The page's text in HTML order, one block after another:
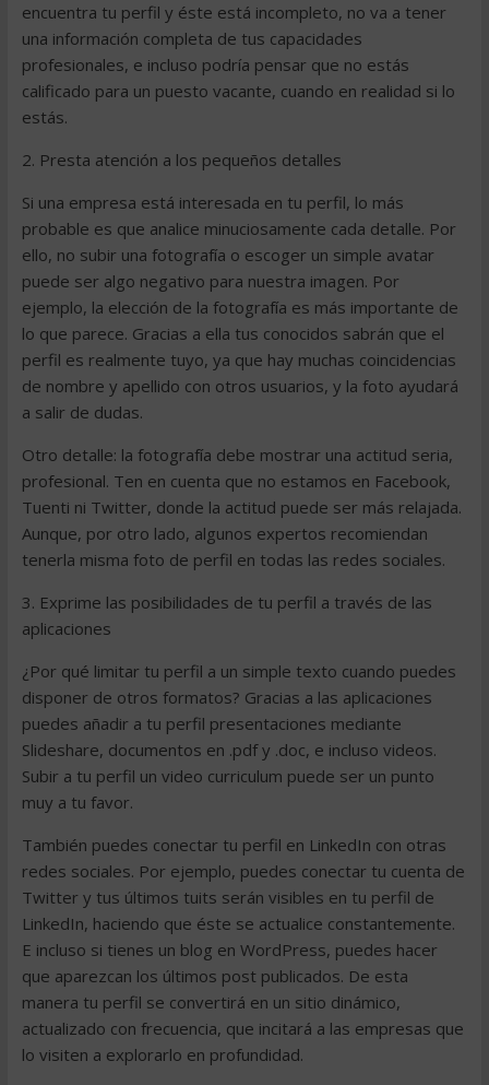
encuentra tu perfil y éste está incompleto, no va a tener
una información completa de tus capacidades
profesionales, e incluso podría pensar que no estás
calificado para un puesto vacante, cuando en realidad si lo
estás.
2. Presta atención a los pequeños detalles
Si una empresa está interesada en tu perfil, lo más
probable es que analice minuciosamente cada detalle. Por
ello, no subir una fotografía o escoger un simple avatar
puede ser algo negativo para nuestra imagen. Por
ejemplo, la elección de la fotografía es más importante de
lo que parece. Gracias a ella tus conocidos sabrán que el
perfil es realmente tuyo, ya que hay muchas coincidencias
de nombre y apellido con otros usuarios, y la foto ayudará
a salir de dudas.
Otro detalle: la fotografía debe mostrar una actitud seria,
profesional. Ten en cuenta que no estamos en Facebook,
Tuenti ni Twitter, donde la actitud puede ser más relajada.
Aunque, por otro lado, algunos expertos recomiendan
tenerla misma foto de perfil en todas las redes sociales.
3. Exprime las posibilidades de tu perfil a través de las
aplicaciones
¿Por qué limitar tu perfil a un simple texto cuando puedes
disponer de otros formatos? Gracias a las aplicaciones
puedes añadir a tu perfil presentaciones mediante
Slideshare, documentos en .pdf y .doc, e incluso videos.
Subir a tu perfil un video curriculum puede ser un punto
muy a tu favor.
También puedes conectar tu perfil en LinkedIn con otras
redes sociales. Por ejemplo, puedes conectar tu cuenta de
Twitter y tus últimos tuits serán visibles en tu perfil de
LinkedIn, haciendo que éste se actualice constantemente.
E incluso si tienes un blog en WordPress, puedes hacer
que aparezcan los últimos post publicados. De esta
manera tu perfil se convertirá en un sitio dinámico,
actualizado con frecuencia, que incitará a las empresas que
lo visiten a explorarlo en profundidad.